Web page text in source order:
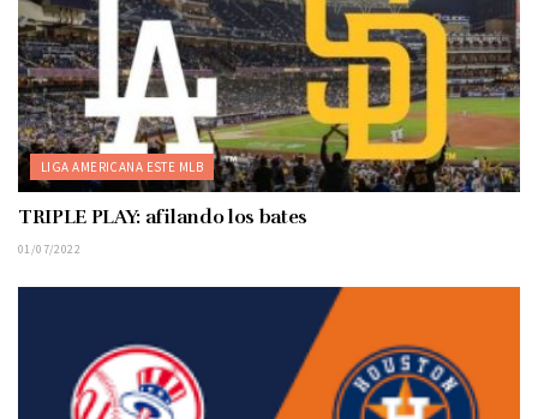
LIGA AMERICANA ESTE MLB
TRIPLE PLAY: afilando los bates
01/07/2022